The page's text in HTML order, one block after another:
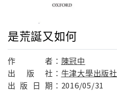
是荒誕又如何
作 者： 陳冠中
出
版 社： 牛津大學出版社
出 版 日 期： 2016/05/31